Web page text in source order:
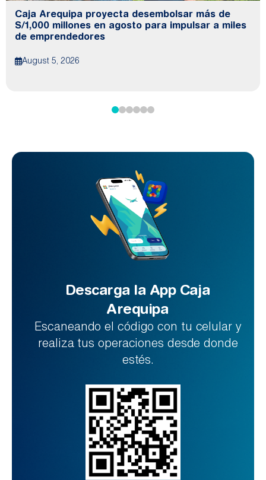
Caja Arequipa proyecta desembolsar más de
S/1,000 millones en agosto para impulsar a miles
de emprendedores
August 5, 2026
Descarga la App Caja
Arequipa
Escaneando el código con tu celular y
realiza tus operaciones desde donde
estés.